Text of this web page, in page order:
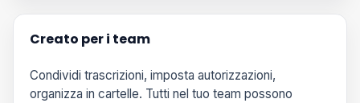
Creato per i team
Condividi trascrizioni, imposta autorizzazioni,
organizza in cartelle. Tutti nel tuo team possono